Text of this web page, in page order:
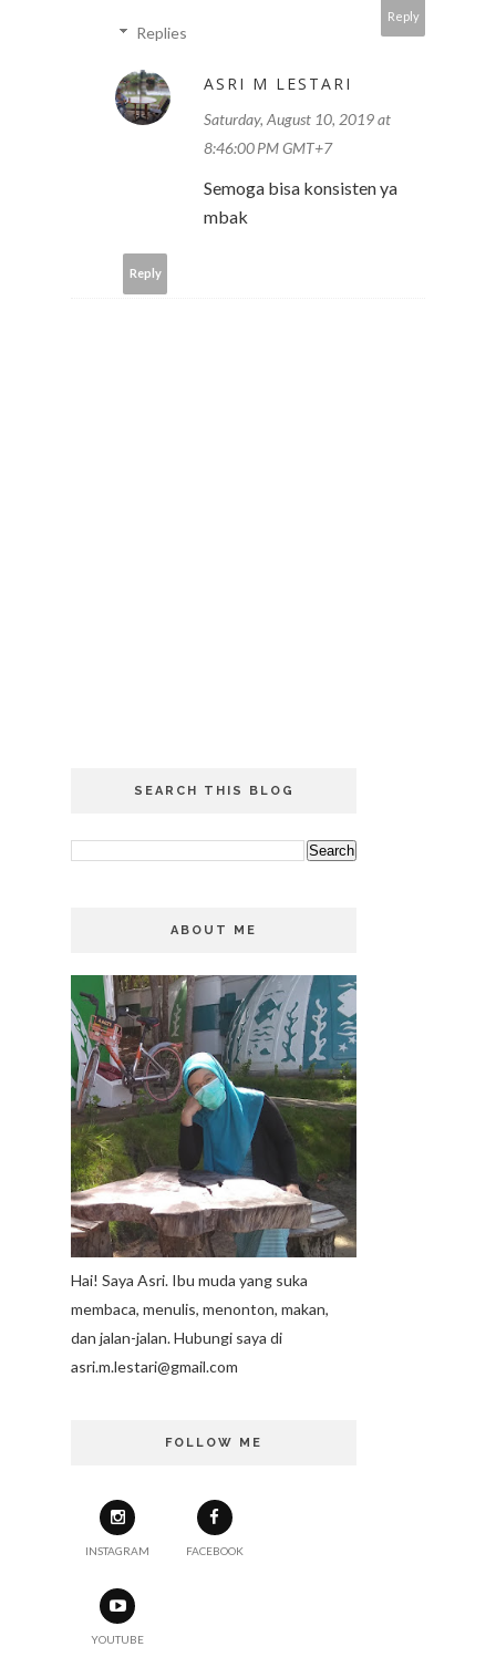
Reply
Replies
ASRI M LESTARI
Saturday, August 10, 2019 at
8:46:00 PM GMT+7
Semoga bisa konsisten ya
mbak
Reply
SEARCH THIS BLOG
ABOUT ME
Hai! Saya Asri. Ibu muda yang suka
membaca, menulis, menonton, makan,
dan jalan-jalan. Hubungi saya di
asri.m.lestari@gmail.com
FOLLOW ME
INSTAGRAM FACEBOOK
YOUTUBE